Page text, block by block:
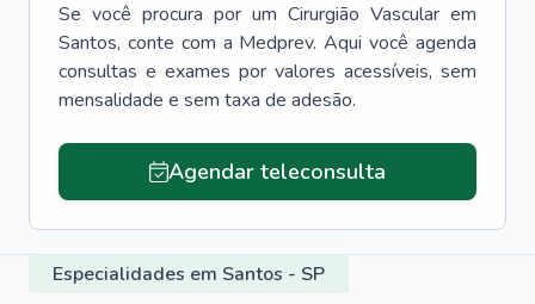
Se você procura por um Cirurgião Vascular em
Santos, conte com a Medprev. Aqui você agenda
consultas e exames por valores acessíveis, sem
mensalidade e sem taxa de adesão.
Agendar teleconsulta
Especialidades em Santos - SP